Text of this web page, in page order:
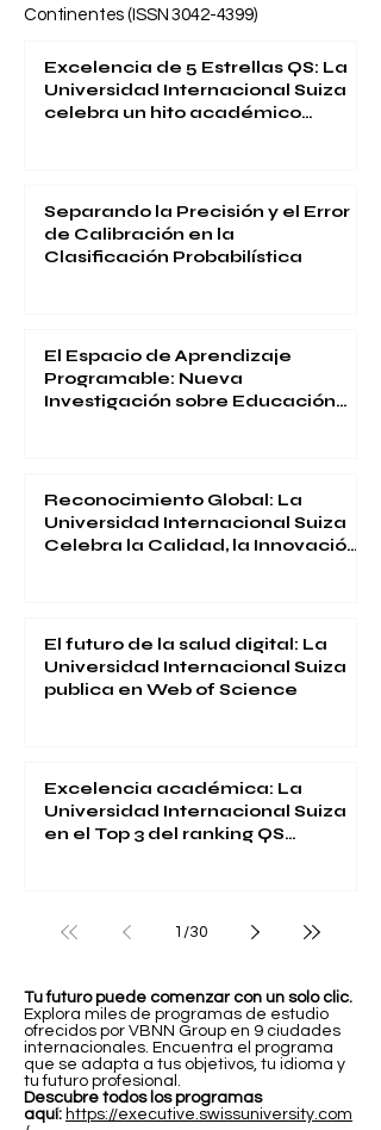
Continentes (ISSN3042-4399)
Excelencia de 5 Estrellas QS: La
Universidad Internacional Suiza
celebra un hito académico
Separando la Precisión y el Error
de Calibración en la
Clasificación Probabilística
El Espacio de Aprendizaje
Programable: Nueva
Investigación sobre Educación
Reconocimiento Global: La
Universidad Internacional Suiza
Celebra la Calidad, la Innovación
El futuro de la salud digital: La
Universidad Internacional Suiza
publica en Web of Science
Excelencia académica: La
Universidad Internacional Suiza
en el Top 3 del ranking QS
1 /30
Tu futuro puede comenzar con un solo clic.
Explora miles de programas de estudio
ofrecidos por VBNN Group en 9 ciudades
internacionales. Encuentra el programa
que se adapta a tus objetivos, tu idioma y
tu futuro profesional.
Descubre todos los programas
aquí: https://executive.swissuniversity.com